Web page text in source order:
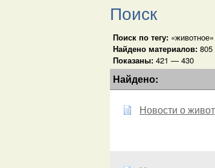
Поиск
Поиск по тегу: «животное»
Найдено материалов: 805
Показаны: 421 — 430
Найдено:
Новости о